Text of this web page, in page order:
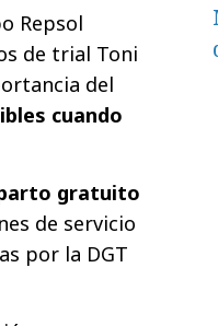
Repsol
de trial Toni
del
cuando
gratuito
de servicio
por la DGT